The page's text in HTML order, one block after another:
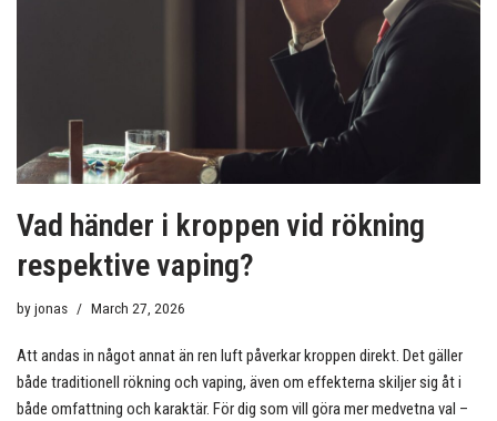
Vad händer i kroppen vid rökning
respektive vaping?
byjonas March 27, 2026
Att andas in något annat än ren luft påverkar kroppen direkt. Det gäller
både traditionell rökning och vaping, även om effekterna skiljer sig åt i
både omfattning och karaktär. För dig som vill göra mer medvetna val –